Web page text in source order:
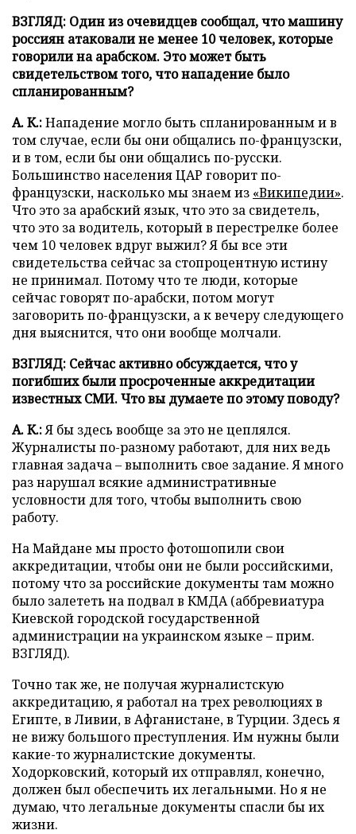
ВЗГЛЯД: Один из очевидцев сообщал, что машину
россиян атаковали не менее 10 человек, которые
говорили на арабском. Это может быть
свидетельством того, что нападение было
спланированным?
А. К.:Нападение могло быть спланированным и в
том случае, если бы они общались по-французски,
и в том, если бы они общались по-русски.
Большинство населения ЦАР говорит по-
французски, насколько мы знаем из «Википедии».
Что это за арабский язык, что это за свидетель,
что это за водитель, который в перестрелке более
чем 10 человек вдруг выжил? Я бы все эти
свидетельства сейчас за стопроцентную истину
не принимал. Потому что те люди, которые
сейчас говорят по-арабски, потом могут
заговорить по-французски, а к вечеру следующего
дня выяснится, что они вообще молчали.
ВЗГЛЯД: Сейчас активно обсуждается, что у
погибших были просроченные аккредитации
известных СМИ. Что вы думаете по этому поводу?
А. К.:Я бы здесь вообще за это не цеплялся.
Журналисты по-разному работают, для них ведь
главная задача – выполнить свое задание. Я много
раз нарушал всякие административные
условности для того, чтобы выполнить свою
работу.
На Майдане мы просто фотошопили свои
аккредитации, чтобы они не были российскими,
потому что за российские документы там можно
было залететь на подвал в КМДА (аббревиатура
Киевской городской государственной
администрации на украинском языке – прим.
ВЗГЛЯД).
Точно так же, не получая журналистскую
аккредитацию, я работал на трех революциях в
Египте, в Ливии, в Афганистане, в Турции. Здесь я
не вижу большого преступления. Им нужны были
какие-то журналистские документы.
Ходорковский, который их отправлял, конечно,
должен был обеспечить их легальными. Но я не
думаю, что легальные документы спасли бы их
жизни.